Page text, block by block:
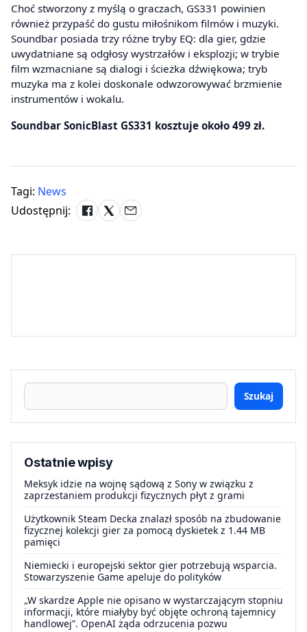
Choć stworzony z myślą o graczach, GS331 powinien
również przypaść do gustu miłośnikom filmów i muzyki.
Soundbar posiada trzy różne tryby EQ: dla gier, gdzie
uwydatniane są odgłosy wystrzałów i eksplozji; w trybie
film wzmacniane są dialogi i ścieżka dźwiękowa; tryb
muzyka ma z kolei doskonale odwzorowywać brzmienie
instrumentów i wokalu.
Soundbar SonicBlast GS331 kosztuje około 499 zł.
Tagi: News
Udostępnij:
Szukaj
Ostatnie wpisy
Meksyk idzie na wojnę sądową z Sony w związku z
zaprzestaniem produkcji fizycznych płyt z grami
Użytkownik Steam Decka znalazł sposób na zbudowanie
fizycznej kolekcji gier za pomocą dyskietek z 1.44 MB
pamięci
Niemiecki i europejski sektor gier potrzebują wsparcia.
Stowarzyszenie Game apeluje do polityków
„W skardze Apple nie opisano w wystarczającym stopniu
informacji, które miałyby być objęte ochroną tajemnicy
handlowej”. OpenAI żąda odrzucenia pozwu